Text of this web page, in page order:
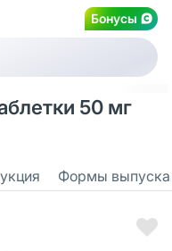
Бонусы
50 мг
Формы выпуска